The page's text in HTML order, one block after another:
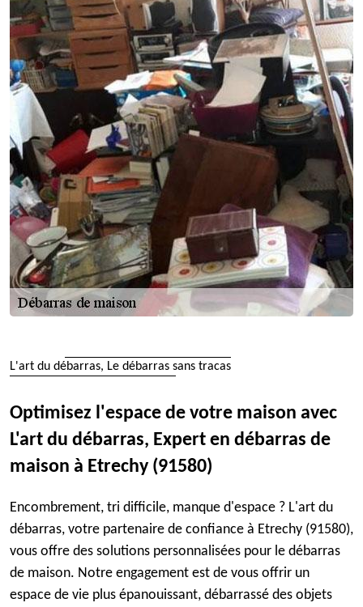
L'art du débarras, Le débarras sans tracas
Optimisez l'espace de votre maison avec
L'art du débarras, Expert en débarras de
maison à Etrechy (91580)
Encombrement, tri difficile, manque d'espace ? L'art du
débarras, votre partenaire de confiance à Etrechy (91580),
vous offre des solutions personnalisées pour le débarras
de maison. Notre engagement est de vous offrir un
espace de vie plus épanouissant, débarrassé des objets